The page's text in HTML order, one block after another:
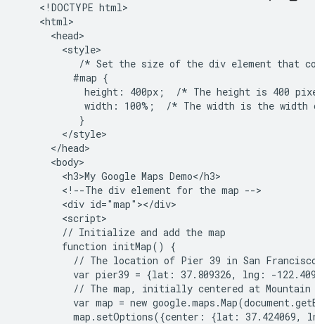
    <!DOCTYPE html>
    <html>
      <head>
        <style>
/* Set the size of the div element that
          #map {
height: 400px;  /* The height is 400
width: 100%;  /* The width is the width
           }
        </style>
      </head>
      <body>
        <h3>My Google Maps Demo</h3>
        <!--The div element for the map -->
        <div id="map"></div>
        <script>
        // Initialize and add the map
        function initMap() {
// The location of Pier 39 in San
var pier39 = {lat: 37.809326, lng: -
// The map, initially centered at Mountain
var map = new
map.setOptions({center: {lat: 37.424069,